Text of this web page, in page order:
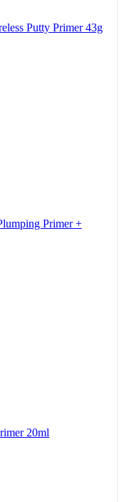
Putty Primer 43g
Primer +
20ml